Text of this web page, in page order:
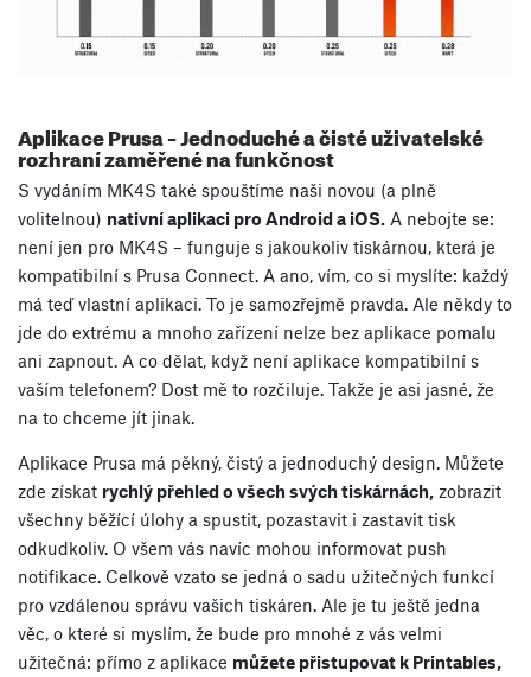
Aplikace Prusa – Jednoduché a čisté uživatelské
rozhraní zaměřené na funkčnost
S vydáním MK4S také spouštíme naši novou (a plně
volitelnou) nativní aplikaci pro Android a iOS. A nebojte se:
není jen pro MK4S – funguje s jakoukoliv tiskárnou, která je
kompatibilní s Prusa Connect. A ano, vím, co si myslíte: každý
má teď vlastní aplikaci. To je samozřejmě pravda. Ale někdy to
jde do extrému a mnoho zařízení nelze bez aplikace pomalu
ani zapnout. A co dělat, když není aplikace kompatibilní s
vaším telefonem? Dost mě to rozčiluje. Takže je asi jasné, že
na to chceme jít jinak.
Aplikace Prusa má pěkný, čistý a jednoduchý design. Můžete
zde získat rychlý přehled o všech svých tiskárnách, zobrazit
všechny běžící úlohy a spustit, pozastavit i zastavit tisk
odkudkoliv. O všem vás navíc mohou informovat push
notifikace. Celkově vzato se jedná o sadu užitečných funkcí
pro vzdálenou správu vašich tiskáren. Ale je tu ještě jedna
věc, o které si myslím, že bude pro mnohé z vás velmi
užitečná: přímo z aplikace můžete přistupovat k Printables,